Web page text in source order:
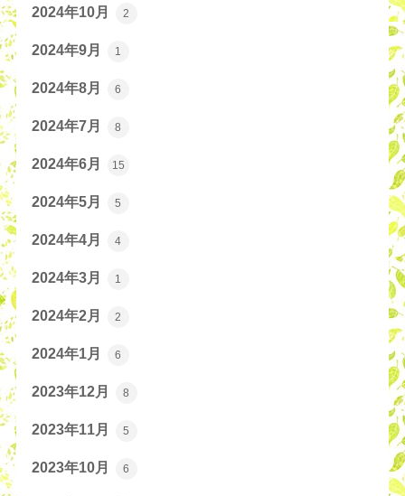
2024年10月 2
2024年9月 1
2024年8月 6
2024年7月 8
2024年6月 15
2024年5月 5
2024年4月 4
2024年3月 1
2024年2月 2
2024年1月 6
2023年12月 8
2023年11月 5
2023年10月 6